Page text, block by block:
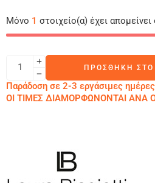
Μόνο 1 στοιχείο(α) έχει
ΠΡΟΣΘΉΚΗ ΣΤΟ
Παράδοση σε 2-3 εργάσιμες
ΟΙ ΤΙΜΕΣ ΔΙΑΜΟΡΦΩΝΟΝΤΑΙ ΑΝΑ